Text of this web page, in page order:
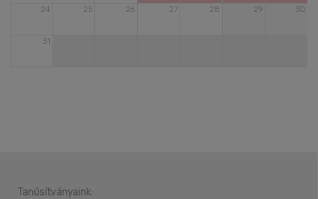
24 25 26 27 28 29 30
31
Tanúsítványaink: